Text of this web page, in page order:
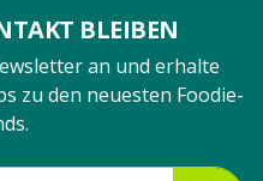
BLEIBEN
an und erhalte
zu den neuesten Foodie-